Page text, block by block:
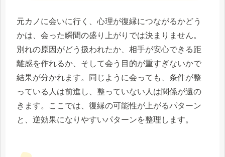
元カノに会いに行く、心理が復縁につながるかどう
かは、会った瞬間の盛り上がりでは決まりません。
別れの原因がどう扱われたか、相手が安心できる距
離感を作れるか、そして会う目的が重すぎないかで
結果が分かれます。同じように会っても、条件が整
っている人は前進し、整っていない人は関係が遠の
きます。ここでは、復縁の可能性が上がるパターン
と、逆効果になりやすいパターンを整理します。